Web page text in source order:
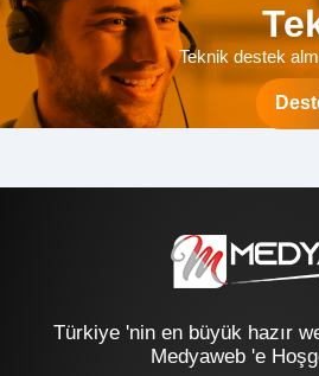
Teknik destek
Türkiye 'nin en büyük hazır
Medyaweb 'e